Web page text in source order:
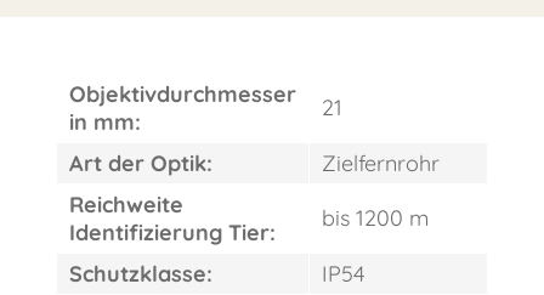
Objektivdurchmesser
in mm:
21
Art der Optik:
Zielfernrohr
Reichweite
Identifizierung Tier:
bis 1200 m
Schutzklasse:
IP54